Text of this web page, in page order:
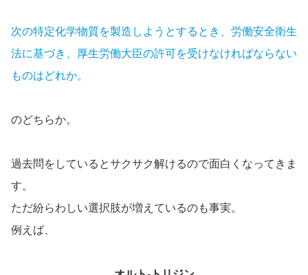
次の特定化学物質を製造しようとするとき、労働安全衛生
法に基づき、厚生労働大臣の許可を受けなければならない
ものはどれか。
のどちらか。
過去問をしているとサクサク解けるので面白くなってきま
す。
ただ紛らわしい選択肢が増えているのも事実。
例えば、